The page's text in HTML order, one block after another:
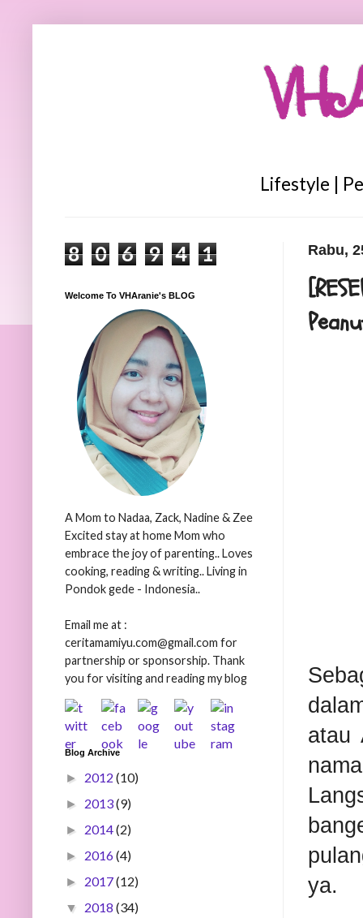
Lifestyle |
Rabu,
atau
ya.
8 0 6 9 4 1
Welcome To VHAranie's BLOG
A Mom to Nadaa, Zack, Nadine & Zee
Excited stay at home Mom who
embrace the joy of parenting.. Loves
cooking, reading & writing.. Living in
Pondok gede - Indonesia..
Email me at :
ceritamamiyu.com@gmail.com for
partnership or sponsorship. Thank
you for visiting and reading my blog
Blog Archive
► 2012 (10)
► 2013(9)
► 2014(2)
► 2016(4)
► 2017(12)
▼ 2018 (34)